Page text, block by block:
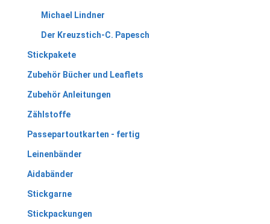
Michael Lindner
Der Kreuzstich-C. Papesch
Stickpakete
Zubehör Bücher und Leaflets
Zubehör Anleitungen
Zählstoffe
Passepartoutkarten - fertig
Leinenbänder
Aidabänder
Stickgarne
Stickpackungen